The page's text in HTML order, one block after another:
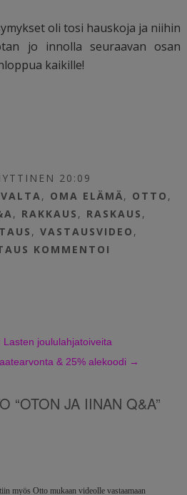
oli tosi hauskoja ja niihin
jo innolla seuraavan osan
kaikille!
20:09
, OMA ELÄMÄ, OTTO ,
, RAKKAUS , RASKAUS ,
, VASTAUSVIDEO ,
KOMMENTOI
Lasten joululahjatoiveita
& 25% alekoodi →
“OTON JA IINAN Q&A”
myös Otto mukaan videolle vastaamaan